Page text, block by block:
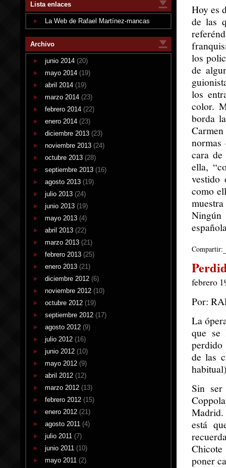
Lista enlaces
La Web de Rafael Martínez-mancas
Archivo
junio 2014 (20)
mayo 2014 (19)
abril 2014 (19)
marzo 2014 (23)
febrero 2014 (22)
enero 2014 (23)
diciembre 2013 (23)
noviembre 2013 (24)
octubre 2013 (28)
septiembre 2013 (16)
agosto 2013 (19)
julio 2013 (24)
junio 2013 (19)
mayo 2013 (4)
abril 2013 (22)
marzo 2013 (21)
febrero 2013 (25)
enero 2013 (21)
diciembre 2012 (6)
noviembre 2012 (10)
octubre 2012 (19)
septiembre 2012 (17)
agosto 2012 (9)
julio 2012 (16)
junio 2012 (10)
mayo 2012 (9)
abril 2012 (12)
marzo 2012 (13)
febrero 2012 (15)
enero 2012 (21)
agosto 2011 (4)
julio 2011 (7)
junio 2011 (10)
mayo 2011 (2)
Hoy es
de las
los
de
los
color.
borda
normas
cara de
ella,
vestido
como
Compartir:
febrero
Por:
La
que se
perdido
de las
Sin
Madrid.
está
poner